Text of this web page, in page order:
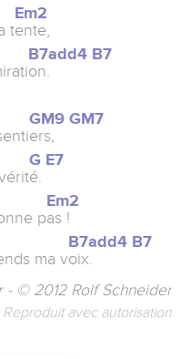
Em2
tente,
B7add4 B7
on.
GM9 GM7
ers,
G E7
é.
Em2
pas !
B7add4 B7
ma voix.
- © 2012 Rolf Schneider
Reproduit avec autorisation